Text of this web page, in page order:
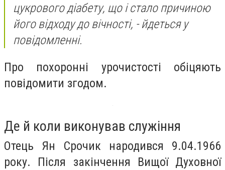
цукрового діабету, що і стало причиною
його відходу до вічності, - йдеться у
повідомленні.
Про похоронні урочистості обіцяють
повідомити згодом.
Де й коли виконував служіння
Отець Ян Срочик народився 9.04.1966
року. Після закінчення Вищої Духовної